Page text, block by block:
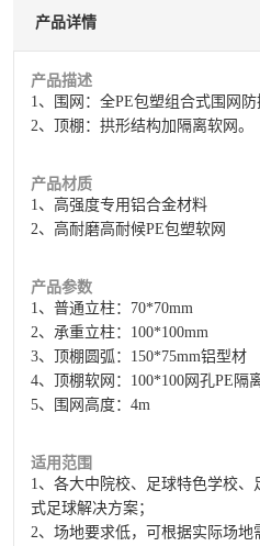
产品详情
产品描述
1、围网：全PE包塑组合式围网防
2、顶棚：拱形结构加隔离软网。
产品材质
1、高强度专用铝合金材料
2、高耐磨高耐候PE包塑软网
产品参数
1、普通立柱：70*70mm
2、承重立柱：100*100mm
3、顶棚圆弧：150*75mm铝型材
4、顶棚软网：100*100网孔PE隔
5、围网高度：4m
适用范围
1、各大中院校、足球特色学校
式足球解决方案；
2、场地要求低，可根据实际场